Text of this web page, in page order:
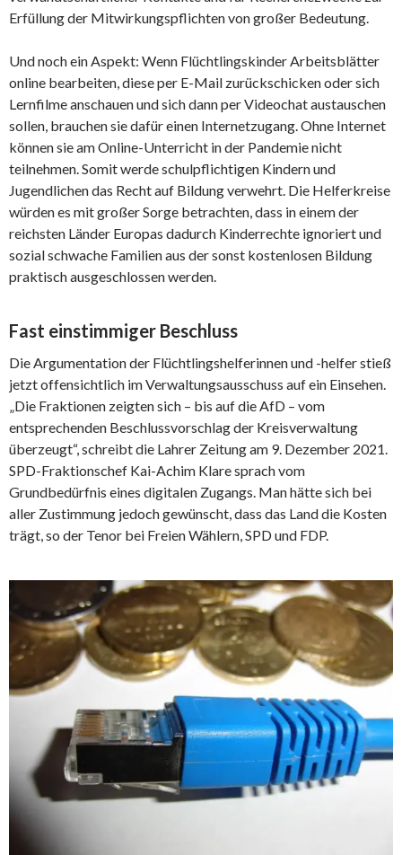
Erfüllung der Mitwirkungspflichten von großer Bedeutung.
Und noch ein Aspekt: Wenn Flüchtlingskinder Arbeitsblätter
online bearbeiten, diese per E-Mail zurückschicken oder sich
Lernfilme anschauen und sich dann per Videochat austauschen
sollen, brauchen sie dafür einen Internetzugang. Ohne Internet
können sie am Online-Unterricht in der Pandemie nicht
teilnehmen. Somit werde schulpflichtigen Kindern und
Jugendlichen das Recht auf Bildung verwehrt. Die Helferkreise
würden es mit großer Sorge betrachten, dass in einem der
reichsten Länder Europas dadurch Kinderrechte ignoriert und
sozial schwache Familien aus der sonst kostenlosen Bildung
praktisch ausgeschlossen werden.
Fast einstimmiger Beschluss
Die Argumentation der Flüchtlingshelferinnen und -helfer stieß
jetzt offensichtlich im Verwaltungsausschuss auf ein Einsehen.
„Die Fraktionen zeigten sich – bis auf die AfD – vom
entsprechenden Beschlussvorschlag der Kreisverwaltung
überzeugt“, schreibt die Lahrer Zeitung am 9. Dezember 2021.
SPD-Fraktionschef Kai-Achim Klare sprach vom
Grundbedürfnis eines digitalen Zugangs. Man hätte sich bei
aller Zustimmung jedoch gewünscht, dass das Land die Kosten
trägt, so der Tenor bei Freien Wählern, SPD und FDP.